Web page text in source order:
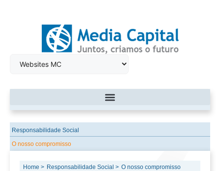
Responsabilidade Social
O nosso compromisso
Home > Responsabilidade Social > O nosso compromisso